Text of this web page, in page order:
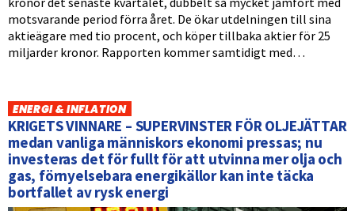
motsvarande period förra året. De ökar utdelningen till sina
aktieägare med tio procent, och köper tillbaka aktier för 25
miljarder kronor. Rapporten kommer samtidigt med…
ENERGI & INFLATION
KRIGETS VINNARE – SUPERVINSTER FÖR OLJEJÄTTAR
medan vanliga människors ekonomi pressas; nu
investeras det för fullt för att utvinna mer olja och
gas, förnyelsebara energikällor kan inte täcka
bortfallet av rysk energi